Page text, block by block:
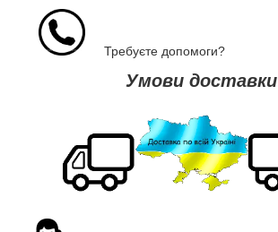
Требуєте допомоги?
Умови доставки